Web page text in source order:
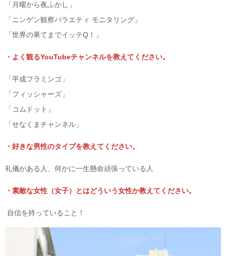
「月曜から夜ふかし」
「ニンゲン観察バラエティ モニタリング」
「世界の果てまでイッテQ！」
・よく観るYouTubeチャンネルを教えてください。
「平成フラミンゴ」
「フィッシャーズ」
「コムドット」
「せなくまチャンネル」
・好きな男性のタイプを教えてください。
礼儀がある人、何かに一生懸命頑張っている人
・素敵な女性（女子）とはどういう女性か教えてください。
自信を持っていること！